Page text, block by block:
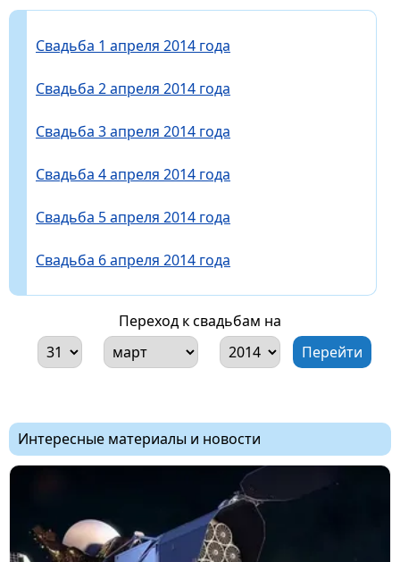
Свадьба 1 апреля 2014 года
Свадьба 2 апреля 2014 года
Свадьба 3 апреля 2014 года
Свадьба 4 апреля 2014 года
Свадьба 5 апреля 2014 года
Свадьба 6 апреля 2014 года
Переход к свадьбам на
Интересные материалы и новости